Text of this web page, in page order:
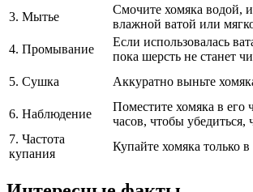
3. Мытье
Смочите хомяка водой,
влажной ватой или
4. Промывание
Если использовалась
пока шерсть не станет
5. Сушка Аккуратно выньте
6. Наблюдение
Поместите хомяка в его
часов, чтобы убедиться,
7. Частота
купания
Купайте хомяка только